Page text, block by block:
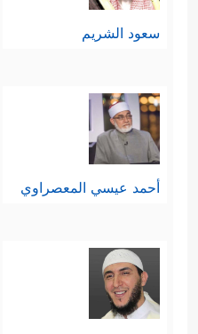
سعود الشريم
أحمد عيسي المعصراوي